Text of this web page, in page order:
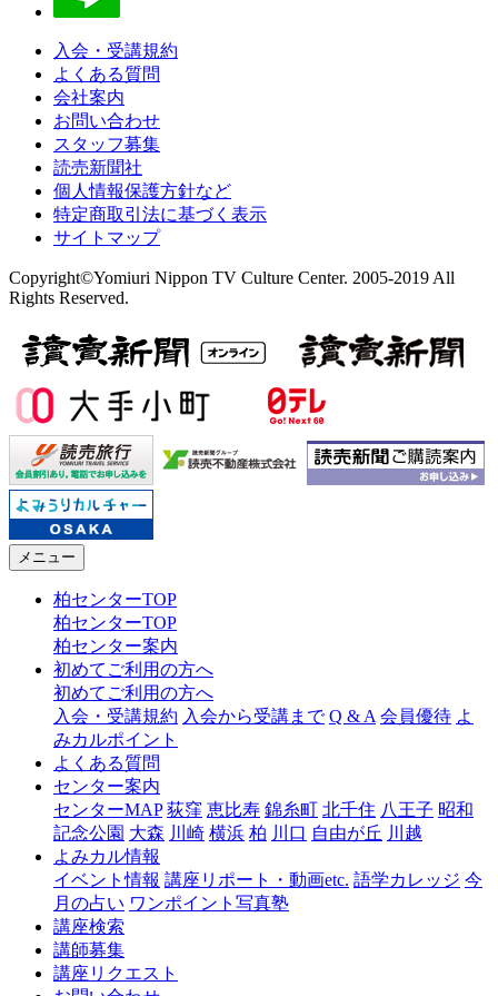
入会・受講規約
よくある質問
会社案内
お問い合わせ
スタッフ募集
読売新聞社
個人情報保護方針など
特定商取引法に基づく表示
サイトマップ
Copyright©Yomiuri Nippon TV Culture Center. 2005-2019 All
Rights Reserved.
メニュー
柏センターTOP
柏センターTOP
柏センター案内
初めてご利用の方へ
初めてご利用の方へ
入会・受講規約 入会から受講まで Q & A 会員優待 よ
みカルポイント
よくある質問
センター案内
センターMAP 荻窪 恵比寿 錦糸町 北千住 八王子 昭和
記念公園 大森 川崎 横浜 柏 川口 自由が丘 川越
よみカル情報
イベント情報 講座リポート・動画etc. 語学カレッジ 今
月の占い ワンポイント写真塾
講座検索
講師募集
講座リクエスト